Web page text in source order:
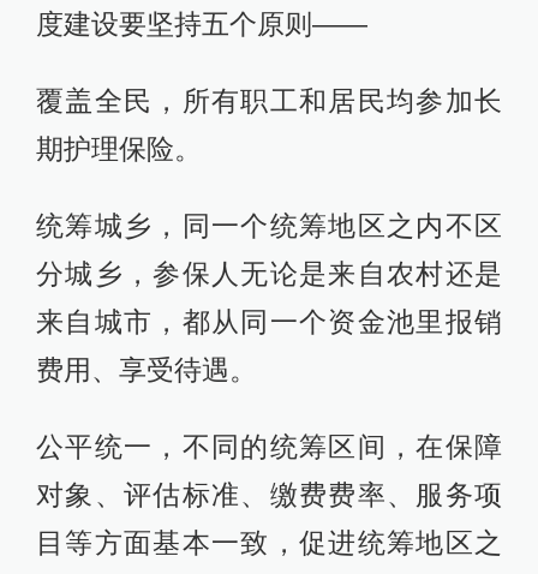
度建设要坚持五个原则——
覆盖全民，所有职工和居民均参加长
期护理保险。
统筹城乡，同一个统筹地区之内不区
分城乡，参保人无论是来自农村还是
来自城市，都从同一个资金池里报销
费用、享受待遇。
公平统一，不同的统筹区间，在保障
对象、评估标准、缴费费率、服务项
目等方面基本一致，促进统筹地区之